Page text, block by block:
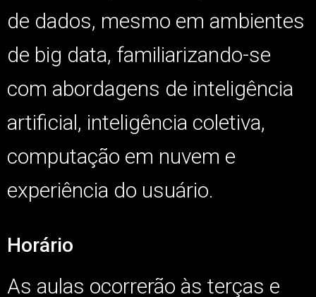
de dados, mesmo em ambientes
de big data, familiarizando-se
com abordagens de inteligência
artificial, inteligência coletiva,
computação em nuvem e
experiência do usuário.
Horário
As aulas ocorrerão às terças e